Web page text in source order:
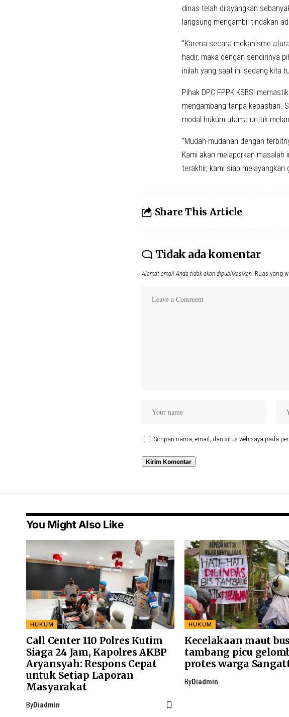
dinas telah dilayangkan
langsung mengambil tindakan
“Karena secara mekanisme
hadir, maka dengan sendirinya
inilah yang saat ini sedang kita
Pihak DPC FPPK KSBSI
mengambang tanpa kepastian.
modal hukum utama untuk
“Mudah-mudahan dengan
Kami akan melaporkan masalah
terakhir, kami siap melayangkan
Share This Article
Tidak ada komentar
Alamat email Anda tidak akan dipublikasikan. Ruas yang
Simpan nama, email, dan situs web saya pada
You Might Also Like
HUKUM
Call Center 110 Polres Kutim
Siaga 24 Jam, Kapolres AKBP
Aryansyah: Respons Cepat
untuk Setiap Laporan
Masyarakat
ByDiadmin
HUKUM
Kecelakaan maut bus
tambang picu
protes warga
ByDiadmin